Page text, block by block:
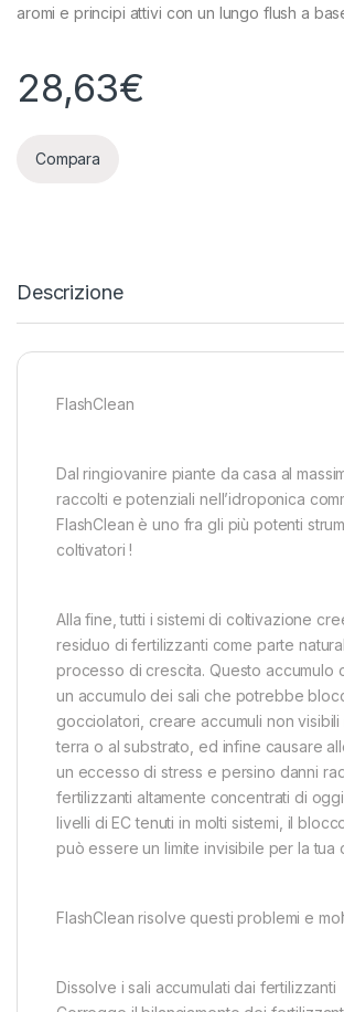
aromi e principi attivi con un lungo flush a
28,63€
Compara
Descrizione
FlashClean
Dal ringiovanire piante da casa al
raccolti e potenziali nell’idroponica
FlashClean è uno fra gli più potenti
coltivatori !
Alla fine, tutti i sistemi di coltivazione
residuo di fertilizzanti come parte
processo di crescita. Questo accumulo
un accumulo dei sali che potrebbe
gocciolatori, creare accumuli non visibili
terra o al substrato, ed infine causare
un eccesso di stress e persino danni
fertilizzanti altamente concentrati di
livelli di EC tenuti in molti sistemi, il
può essere un limite invisibile per la tua
FlashClean risolve questi problemi e
Dissolve i sali accumulati dai fertilizzanti